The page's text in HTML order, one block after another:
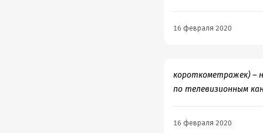
таком стиле
кинолюбитель, то
за что 4 звездочки
16 февраля 2020
короткометражек) –
по телевизионным
16 февраля 2020